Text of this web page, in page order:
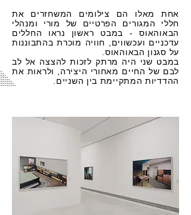
אחת מאלו הם צילומים המשחזרים את
חללי המגורים הפרטיים של מורי ומנהלי
הבאוהאוס - במבט ראשון נראו החללים
עדכניים ועכשווים, חוויה מוכרת בהתבוננות
על סגנון הבאוהאוס.
במבט שני היה מרתק לזכות להצצה אל לב
לבם של החיים מאחורי היצירה, ולראות את
ההדדיות המתקיימת בין השניים.